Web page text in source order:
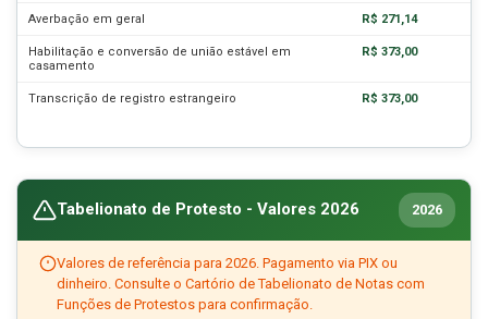
Averbação em geral R$ 271,14
Habilitação e conversão de união estável em
casamento
R$ 373,00
Transcrição de registro estrangeiro R$ 373,00
Tabelionato de Protesto - Valores 2026 2026
Valores de referência para 2026. Pagamento via PIX ou
dinheiro. Consulte o Cartório de Tabelionato de Notas com
Funções de Protestos para confirmação.